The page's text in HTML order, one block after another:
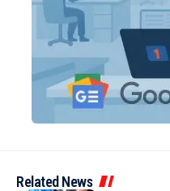
Related News